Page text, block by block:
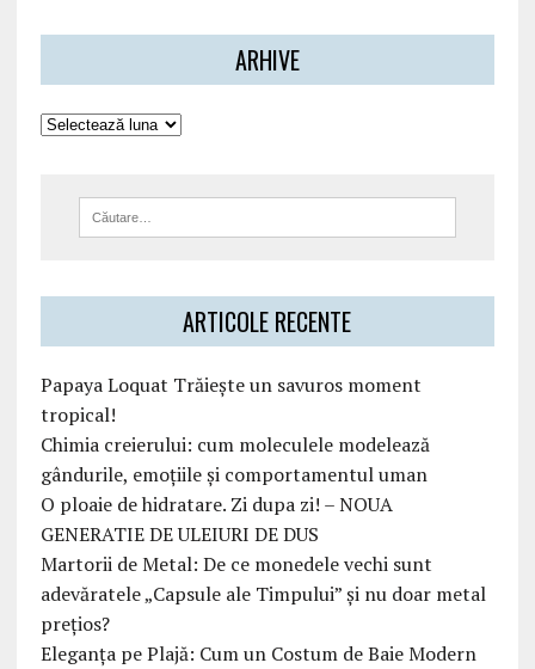
ARHIVE
ARTICOLE RECENTE
Papaya Loquat Trăiește un savuros moment
tropical!
Chimia creierului: cum moleculele modelează
gândurile, emoțiile și comportamentul uman
O ploaie de hidratare. Zi dupa zi! – NOUA
GENERATIE DE ULEIURI DE DUS
Martorii de Metal: De ce monedele vechi sunt
adevăratele „Capsule ale Timpului” și nu doar metal
prețios?
Eleganța pe Plajă: Cum un Costum de Baie Modern